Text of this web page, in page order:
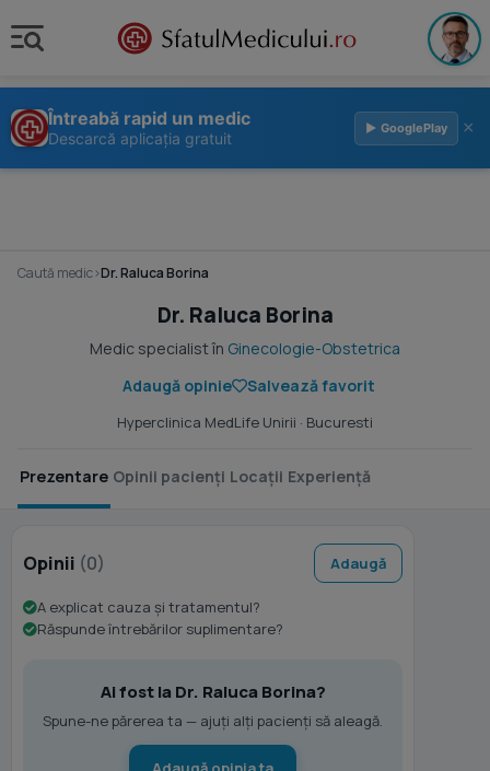
Întreabă rapid un medic
Descarcă aplicația gratuit
▶ GooglePlay ×
Caută medic›Dr. Raluca Borina
Dr. Raluca Borina
Medic specialist în Ginecologie-Obstetrica
Adaugă opinie
Salvează favorit
Hyperclinica MedLife Unirii · Bucuresti
Prezentare Opinii pacienți Locații Experiență
Opinii (0) Adaugă
A explicat cauza și tratamentul?
Răspunde întrebărilor suplimentare?
Ai fost la Dr. Raluca Borina?
Spune-ne părerea ta — ajuți alți pacienți să aleagă.